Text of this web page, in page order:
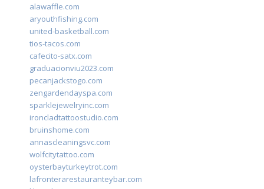
alawaffle.com
aryouthfishing.com
united-basketball.com
tios-tacos.com
cafecito-satx.com
graduacionviu2023.com
pecanjackstogo.com
zengardendayspa.com
sparklejewelryinc.com
ironcladtattoostudio.com
bruinshome.com
annascleaningsvc.com
wolfcitytattoo.com
oysterbayturkeytrot.com
lafronterarestauranteybar.com